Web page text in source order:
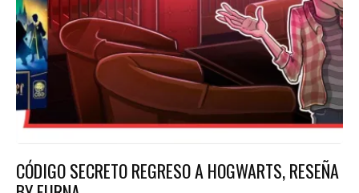
CÓDIGO SECRETO REGRESO A HOGWARTS, RESEÑA